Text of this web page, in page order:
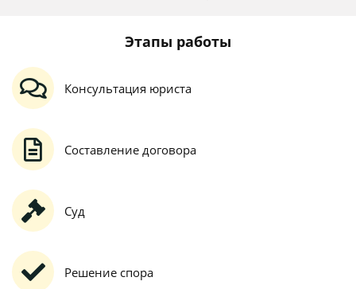
Этапы работы
Консультация юриста
Составление договора
Суд
Решение спора